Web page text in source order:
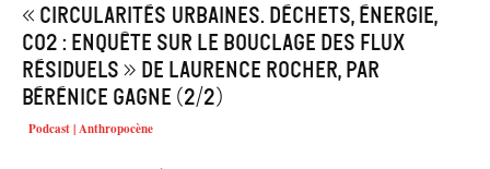
« Circularités urbaines. Déchets, énergie,
CO2 : enquête sur le bouclage des flux
résiduels » de Laurence Rocher, par
Bérénice Gagne (2/2)
Podcast | Anthropocène